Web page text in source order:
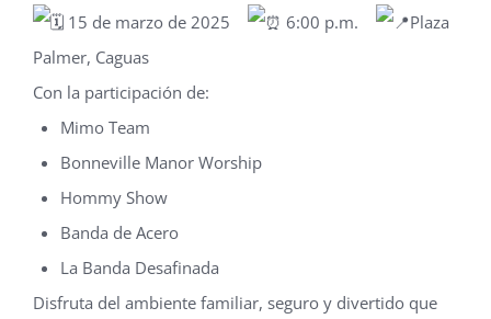
15 de marzo de 2025 6:00 p.m.
Plaza
Palmer, Caguas
Con la participación de:
Mimo Team
Bonneville Manor Worship
Hommy Show
Banda de Acero
La Banda Desafinada
Disfruta del ambiente familiar, seguro y divertido que